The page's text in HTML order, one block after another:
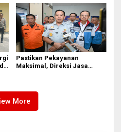
Pastikan Pekayanan
Maksimal, Direksi Jasa
More